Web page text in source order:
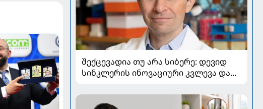
შექცევადია თუ არა სიბერე: დევიდ
სინკლერის ინოვაციური კვლევა და